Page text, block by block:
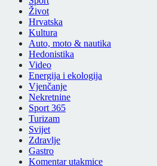
Život
Hrvatska
Kultura
Auto, moto & nautika
Hedonistika
Video
Energija i ekologija
Vjenčanje
Nekretnine
Sport 365
Turizam
Svijet
Zdravlje
Gastro
Komentar utakmice